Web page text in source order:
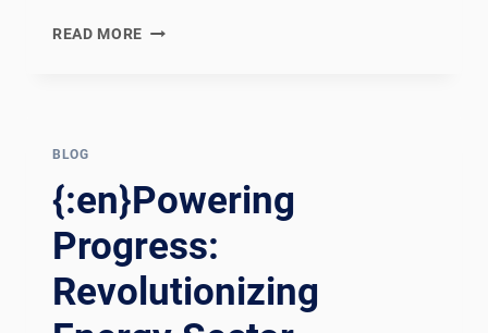
ื่อมที
ำสม
ัย{:}{:
VI}ĐỘ
READ MORE {:EN}REVOLUTIONIZING
ROTATOR
{:ES}REVOLUCIONANDO
LA
SOLDADURA
DE
BLOG
{:en}Powering
Progress:
Revolutionizing